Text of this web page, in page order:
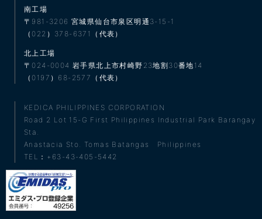
南工場
〒981-3206 宮城県仙台市泉区明通3-15-1
（022）378-6371（代表）
北上工場
〒024-0004 岩手県北上市村崎野23地割30番地14
（0197）68-2577（代表）
KEDICA PHILIPPINES CORPORATION
Road 2 Lot 15-G First Philippines Industrial Park Barangay
Sta.
Anastacia Sto. Tomas Batangas Philippines
TEL：+63-43-405-5442